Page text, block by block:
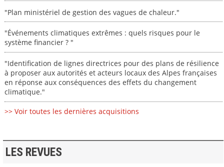
"Plan ministériel de gestion des vagues de chaleur."
"Événements climatiques extrêmes : quels risques pour le
système financier ? "
"Identification de lignes directrices pour des plans de résilience
à proposer aux autorités et acteurs locaux des Alpes françaises
en réponse aux conséquences des effets du changement
climatique."
>> Voir toutes les dernières acquisitions
LES REVUES